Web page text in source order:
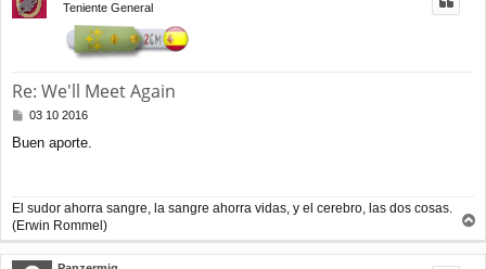
Teniente General
Re: We'll Meet Again
M
n
e
03 10 2016
Buen aporte.
El sudor ahorra sangre, la sangre ahorra vidas, y el cerebro, las dos cosas.
(Erwin Rommel)
r
r